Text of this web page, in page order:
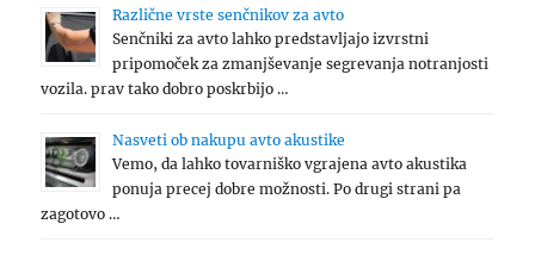
Različne vrste senčnikov za avto
Senčniki za avto lahko predstavljajo izvrstni
pripomoček za zmanjševanje segrevanja notranjosti
vozila. prav tako dobro poskrbijo …
Nasveti ob nakupu avto akustike
Vemo, da lahko tovarniško vgrajena avto akustika
ponuja precej dobre možnosti. Po drugi strani pa
zagotovo …